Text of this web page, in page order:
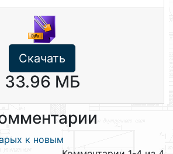
Скачать
33.96 МБ
к новым